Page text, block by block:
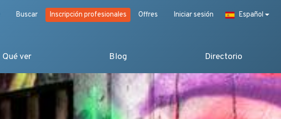
Buscar Inscripción profesionales Offres Iniciar sesión Español
Qué ver Blog Directorio